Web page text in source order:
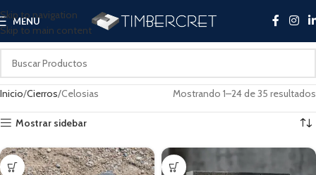
Skip to navigation
Skip to main content
MENU
Inicio Cierros Celosias Mostrando 1–24 de 35 resultados
Mostrar sidebar